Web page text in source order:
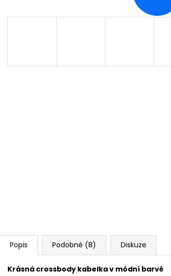
Popis Podobné (8) Diskuze
Krásná crossbody kabelka v módní barvě